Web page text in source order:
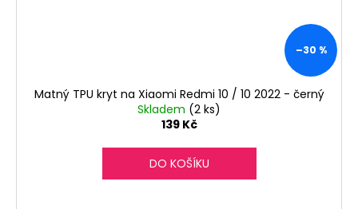
–30 %
Matný TPU kryt na Xiaomi Redmi 10 / 10 2022 - černý
Skladem (2 ks)
139 Kč
DO KOŠÍKU